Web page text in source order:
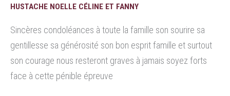
HUSTACHE NOELLE CÉLINE ET FANNY
Sincères condoléances à toute la famille son sourire sa
gentillesse sa générosité son bon esprit famille et surtout
son courage nous resteront graves à jamais soyez forts
face à cette pénible épreuve